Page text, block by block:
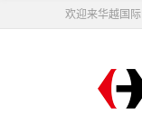
欢迎来华越国际